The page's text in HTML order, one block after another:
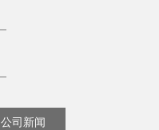
公司新闻